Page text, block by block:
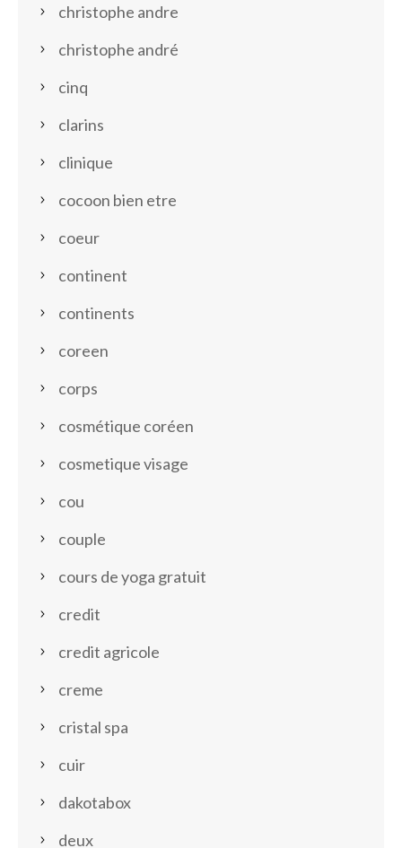
christophe andre
christophe andré
cinq
clarins
clinique
cocoon bien etre
coeur
continent
continents
coreen
corps
cosmétique coréen
cosmetique visage
cou
couple
cours de yoga gratuit
credit
credit agricole
creme
cristal spa
cuir
dakotabox
deux